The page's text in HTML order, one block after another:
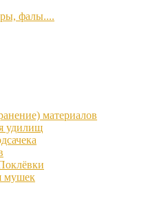
фалы....
материалов
удилищ
мушек